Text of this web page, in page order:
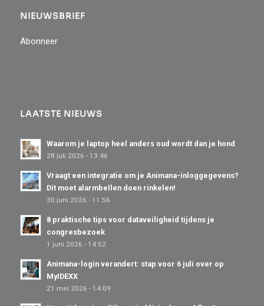
NIEUWSBRIEF
Abonneer
LAATSTE NIEUWS
Waarom je laptop heel anders oud wordt dan je hond
28 juli 2026 - 13:46
Vraagt een integratie om je Animana-inloggegevens?
Dit moet alarmbellen doen rinkelen!
30 juni 2026 - 11:56
8 praktische tips voor dataveiligheid tijdens je
congresbezoek
1 juni 2026 - 14:52
Animana-login verandert: stap voor 6 juli over op
MyIDEXX
21 mei 2026 - 14:09